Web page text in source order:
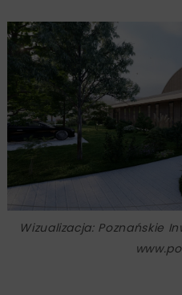
Wizualizacja: Poznańskie